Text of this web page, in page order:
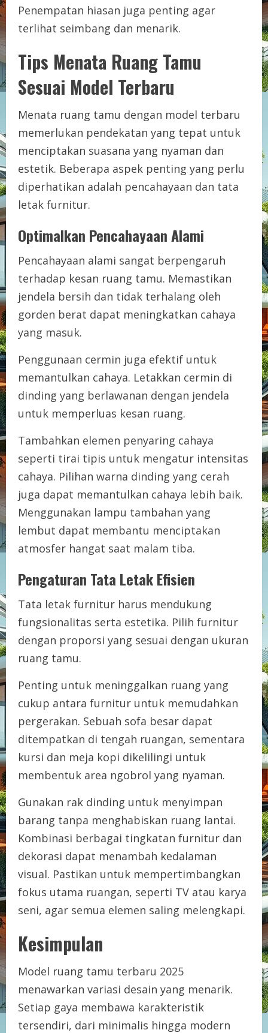
Penempatan hiasan juga penting agar
terlihat seimbang dan menarik.
Tips Menata Ruang Tamu
Sesuai Model Terbaru
Menata ruang tamu dengan model terbaru
memerlukan pendekatan yang tepat untuk
menciptakan suasana yang nyaman dan
estetik. Beberapa aspek penting yang perlu
diperhatikan adalah pencahayaan dan tata
letak furnitur.
Optimalkan Pencahayaan Alami
Pencahayaan alami sangat berpengaruh
terhadap kesan ruang tamu. Memastikan
jendela bersih dan tidak terhalang oleh
gorden berat dapat meningkatkan cahaya
yang masuk.
Penggunaan cermin juga efektif untuk
memantulkan cahaya. Letakkan cermin di
dinding yang berlawanan dengan jendela
untuk memperluas kesan ruang.
Tambahkan elemen penyaring cahaya
seperti tirai tipis untuk mengatur intensitas
cahaya. Pilihan warna dinding yang cerah
juga dapat memantulkan cahaya lebih baik.
Menggunakan lampu tambahan yang
lembut dapat membantu menciptakan
atmosfer hangat saat malam tiba.
Pengaturan Tata Letak Efisien
Tata letak furnitur harus mendukung
fungsionalitas serta estetika. Pilih furnitur
dengan proporsi yang sesuai dengan ukuran
ruang tamu.
Penting untuk meninggalkan ruang yang
cukup antara furnitur untuk memudahkan
pergerakan. Sebuah sofa besar dapat
ditempatkan di tengah ruangan, sementara
kursi dan meja kopi dikelilingi untuk
membentuk area ngobrol yang nyaman.
Gunakan rak dinding untuk menyimpan
barang tanpa menghabiskan ruang lantai.
Kombinasi berbagai tingkatan furnitur dan
dekorasi dapat menambah kedalaman
visual. Pastikan untuk mempertimbangkan
fokus utama ruangan, seperti TV atau karya
seni, agar semua elemen saling melengkapi.
Kesimpulan
Model ruang tamu terbaru 2025
menawarkan variasi desain yang menarik.
Setiap gaya membawa karakteristik
tersendiri, dari minimalis hingga modern